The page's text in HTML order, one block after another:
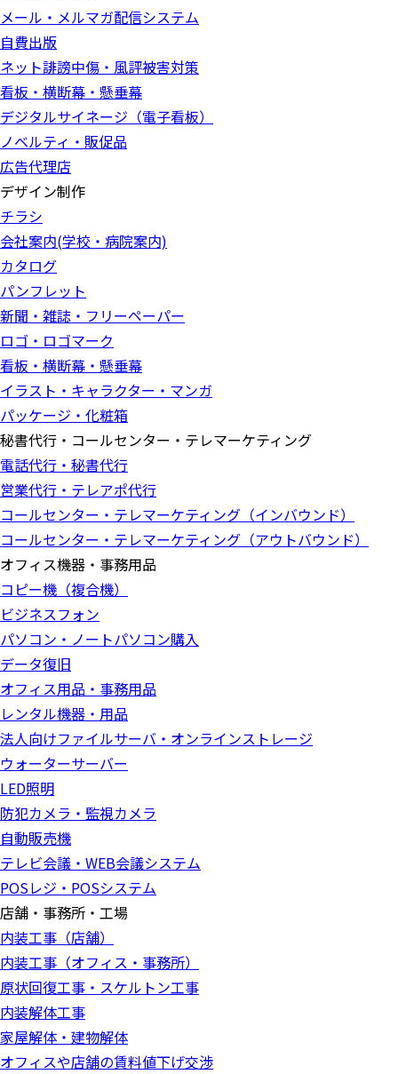
メール・メルマガ配信システム
自費出版
ネット誹謗中傷・風評被害対策
看板・横断幕・懸垂幕
デジタルサイネージ（電子看板）
ノベルティ・販促品
広告代理店
デザイン制作
チラシ
会社案内(学校・病院案内)
カタログ
パンフレット
新聞・雑誌・フリーペーパー
ロゴ・ロゴマーク
看板・横断幕・懸垂幕
イラスト・キャラクター・マンガ
パッケージ・化粧箱
秘書代行・コールセンター・テレマーケティング
電話代行・秘書代行
営業代行・テレアポ代行
コールセンター・テレマーケティング（インバウンド）
コールセンター・テレマーケティング（アウトバウンド）
オフィス機器・事務用品
コピー機（複合機）
ビジネスフォン
パソコン・ノートパソコン購入
データ復旧
オフィス用品・事務用品
レンタル機器・用品
法人向けファイルサーバ・オンラインストレージ
ウォーターサーバー
LED照明
防犯カメラ・監視カメラ
自動販売機
テレビ会議・WEB会議システム
POSレジ・POSシステム
店舗・事務所・工場
内装工事（店舗）
内装工事（オフィス・事務所）
原状回復工事・スケルトン工事
内装解体工事
家屋解体・建物解体
オフィスや店舗の賃料値下げ交渉